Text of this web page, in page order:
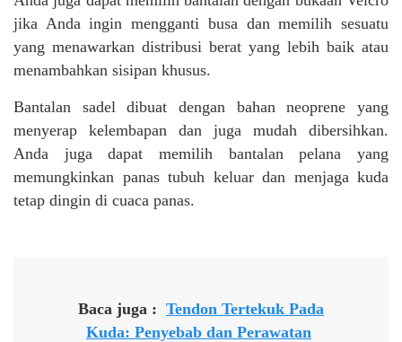
jika Anda ingin mengganti busa dan memilih sesuatu
yang menawarkan distribusi berat yang lebih baik atau
menambahkan sisipan khusus.
Bantalan sadel dibuat dengan bahan neoprene yang
menyerap kelembapan dan juga mudah dibersihkan.
Anda juga dapat memilih bantalan pelana yang
memungkinkan panas tubuh keluar dan menjaga kuda
tetap dingin di cuaca panas.
Baca juga : Tendon Tertekuk Pada
Kuda: Penyebab dan Perawatan